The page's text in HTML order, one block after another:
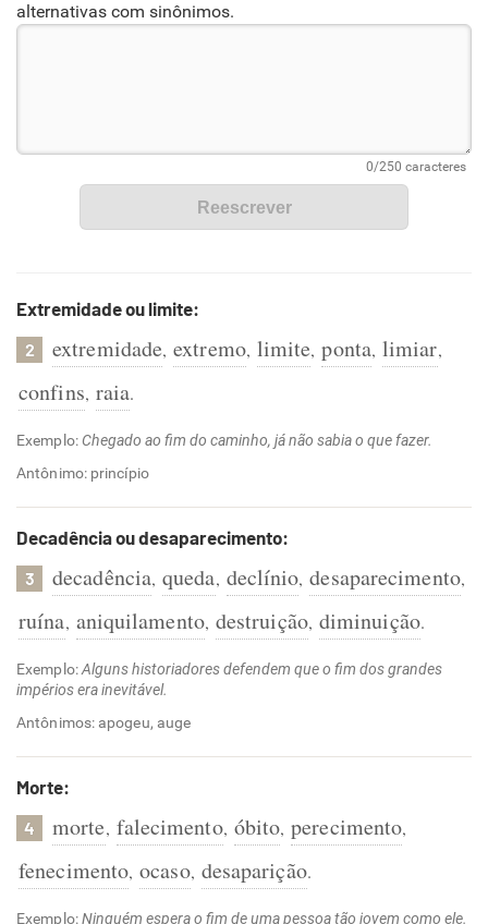
alternativas com sinônimos.
Extremidade ou limite:
2 extremidade, extremo, limite, ponta, limiar,
confins, raia.
Exemplo: Chegado ao fim do caminho, já não sabia o que fazer.
Antônimo: princípio
Decadência ou desaparecimento:
3 decadência, queda, declínio, desaparecimento,
ruína, aniquilamento, destruição, diminuição.
Exemplo:Alguns historiadores defendem que o fim dos grandes
impérios era inevitável.
Antônimos: apogeu, auge
Morte:
4 morte, falecimento, óbito, perecimento,
fenecimento, ocaso, desaparição.
Exemplo:Ninguém espera o fim de uma pessoa tão jovem como ele.